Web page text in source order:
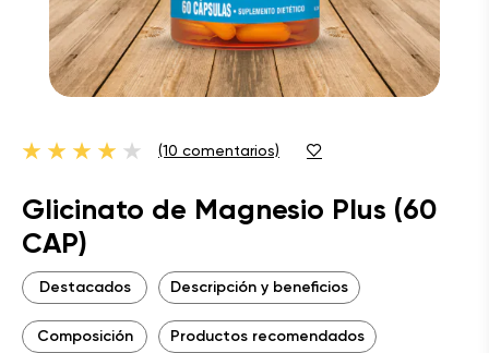
(10 comentarios)
Glicinato de Magnesio Plus (60
CAP)
Destacados Descripción y beneficios
Composición Productos recomendados